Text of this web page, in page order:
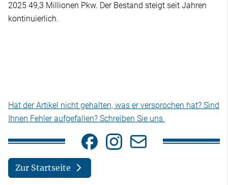
2025 49,3 Millionen Pkw. Der Bestand steigt seit Jahren
kontinuierlich.
Hat der Artikel nicht gehalten, was er versprochen hat? Sind
Ihnen Fehler aufgefallen? Schreiben Sie uns.
Zur Startseite